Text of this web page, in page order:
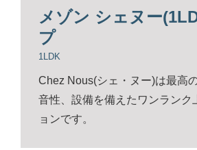
メゾン シェヌー
プ
1LDK
Chez Nous(シェ・ヌー)は最高
音性、設備を備えたワンランク
ョンです。